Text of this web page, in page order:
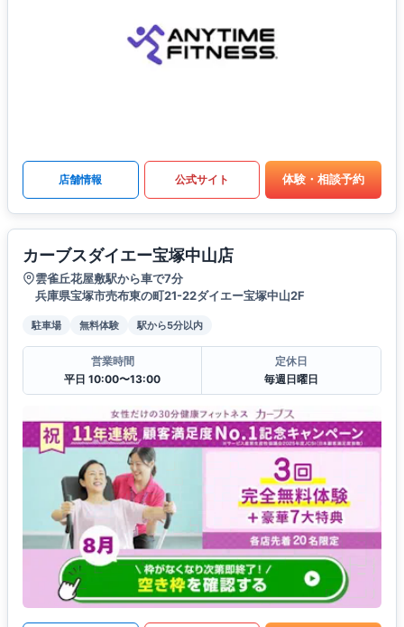
店舗情報 公式サイト 体験・相談予約
カーブスダイエー宝塚中山店
雲雀丘花屋敷駅から車で7分
兵庫県宝塚市売布東の町21-22ダイエー宝塚中山2F
駐車場 無料体験 駅から5分以内
営業時間
平日 10:00〜13:00
定休日
毎週日曜日